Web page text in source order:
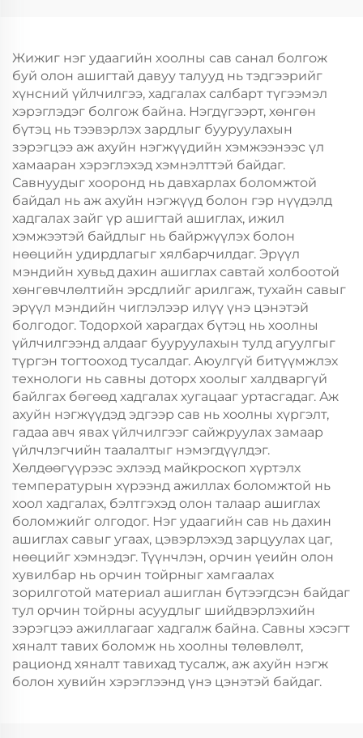
Шиппинг Картон
Пластик Пакинг
Жижиг нэг удаагийн хоолны сав санал болгож
буй олон ашигтай давуу талууд нь тэдгээрийг
хүнсний үйлчилгээ, хадгалах салбарт түгээмэл
хэрэглэдэг болгож байна. Нэгдүгээрт, хөнгөн
бүтэц нь тээвэрлэх зардлыг бууруулахын
зэрэгцээ аж ахуйн нэгжүүдийн хэмжээнээс үл
хамааран хэрэглэхэд хэмнэлттэй байдаг.
Савнуудыг хооронд нь давхарлах боломжтой
байдал нь аж ахуйн нэгжүүд болон гэр нүүдэлд
хадгалах зайг үр ашигтай ашиглах, ижил
хэмжээтэй байдлыг нь байржүүлэх болон
нөөцийн удирдлагыг хялбарчилдаг. Эрүүл
мэндийн хувьд дахин ашиглах савтай холбоотой
хөнгөвчлөлтийн эрсдлийг арилгаж, тухайн савыг
эрүүл мэндийн чиглэлээр илүү үнэ цэнэтэй
болгодог. Тодорхой харагдах бүтэц нь хоолны
үйлчилгээнд алдааг бууруулахын тулд агуулгыг
түргэн тогтооход тусалдаг. Аюулгүй битүүмжлэх
технологи нь савны доторх хоолыг халдваргүй
байлгах бөгөөд хадгалах хугацааг уртасгадаг. Аж
ахуйн нэгжүүдэд эдгээр сав нь хоолны хүргэлт,
гадаа авч явах үйлчилгээг сайжруулах замаар
үйлчлэгчийн таалалтыг нэмэгдүүлдэг.
Хөлдөөгүүрээс эхлээд майкроскоп хүртэлх
температурын хүрээнд ажиллах боломжтой нь
хоол хадгалах, бэлтгэхэд олон талаар ашиглах
боломжийг олгодог. Нэг удаагийн сав нь дахин
ашиглах савыг угаах, цэвэрлэхэд зарцуулах цаг,
нөөцийг хэмнэдэг. Түүнчлэн, орчин үеийн олон
хувилбар нь орчин тойрныг хамгаалах
зорилготой материал ашиглан бүтээгдсэн байдаг
тул орчин тойрны асуудлыг шийдвэрлэхийн
зэрэгцээ ажиллагааг хадгалж байна. Савны хэсэгт
хяналт тавих боломж нь хоолны төлөвлөлт,
рационд хяналт тавихад тусалж, аж ахуйн нэгж
болон хувийн хэрэглээнд үнэ цэнэтэй байдаг.